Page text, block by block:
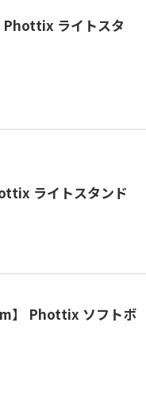
ライトスタ
ライトスタンド
】 Phottix ソフトボ